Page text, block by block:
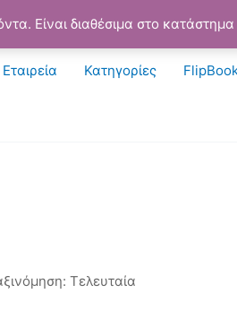
Είναι διαθέσιμα στο
Κατηγορίες